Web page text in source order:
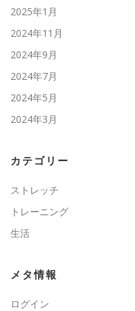
2025年1月
2024年11月
2024年9月
2024年7月
2024年5月
2024年3月
カテゴリー
ストレッチ
トレーニング
生活
メタ情報
ログイン